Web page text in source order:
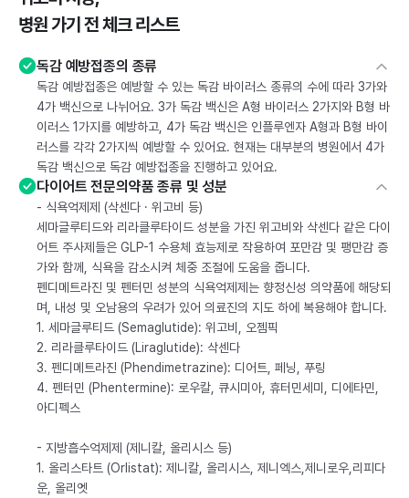
병원 가기 전 체크 리스트
독감 예방접종의 종류
독감 예방접종은 예방할 수 있는 독감 바이러스 종류의 수에 따라 3가와
4가 백신으로 나뉘어요. 3가 독감 백신은 A형 바이러스 2가지와 B형 바
이러스 1가지를 예방하고, 4가 독감 백신은 인플루엔자 A형과 B형 바이
러스를 각각 2가지씩 예방할 수 있어요. 현재는 대부분의 병원에서 4가
독감 백신으로 독감 예방접종을 진행하고 있어요.
다이어트 전문의약품 종류 및 성분
- 식욕억제제 (삭센다 · 위고비 등)
세마글루티드와 리라클루타이드 성분을 가진 위고비와 삭센다 같은 다이
어트 주사제들은 GLP-1 수용체 효능제로 작용하여 포만감 및 팽만감 증
가와 함께, 식욕을 감소시켜 체중 조절에 도움을 줍니다.
펜디메트라진 및 펜터민 성분의 식욕억제제는 향정신성 의약품에 해당되
며, 내성 및 오남용의 우려가 있어 의료진의 지도 하에 복용해야 합니다.
1. 세마글루티드 (Semaglutide): 위고비, 오젬픽
2. 리라클루타이드 (Liraglutide): 삭센다
3. 펜디메트라진 (Phendimetrazine): 디어트, 페닝, 푸링
4. 펜터민 (Phentermine): 로우칼, 큐시미아, 휴터민세미, 디에타민,
아디펙스
- 지방흡수억제제 (제니칼, 올리시스 등)
1. 올리스타트 (Orlistat): 제니칼, 올리시스, 제니엑스,제니로우,리피다
운, 올리엣